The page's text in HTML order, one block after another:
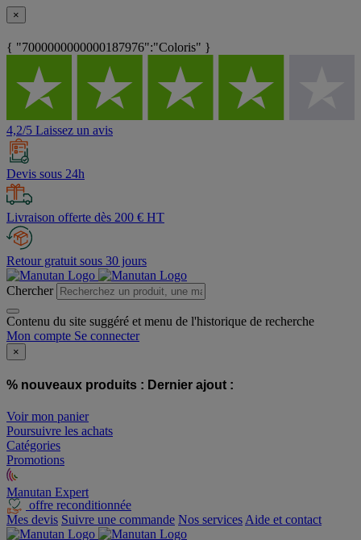
×
{ "7000000000000187976":"Coloris" }
4,2/5 Laissez un avis
Devis sous 24h
Livraison offerte dès 200 € HT
Retour gratuit sous 30 jours
Chercher
Contenu du site suggéré et menu de l'historique de recherche
Mon compte Se connecter
×
% nouveaux produits : Dernier ajout :
Voir mon panier
Poursuivre les achats
Catégories
Promotions
Manutan Expert
offre reconditionnée
Mes devis Suivre une commande Nos services Aide et contact